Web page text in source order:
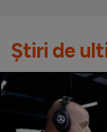
Știri de